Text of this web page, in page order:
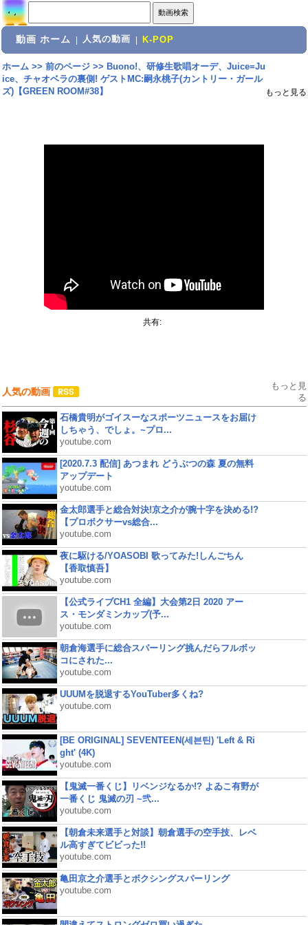
動画 ホーム 人気の動画 K-POP
ホーム>> 前のページ>> Buono!、研修生歌唱オーデ、Juice=Ju
ice、チャオベラの裏側! ゲストMC:嗣永桃子(カントリー・ガール
ズ)【GREEN ROOM#38】
もっと見る
共有:
人気の動画
もっと見
る
石橋貴明がゴイスーなスポーツニュースをお届け
しちゃう、でしょ。~プロ...
youtube.com
[2020.7.3 配信] あつまれ どうぶつの森 夏の無料
アップデート
youtube.com
金太郎選手と総合対決!京之介が腕十字を決める!?
【プロボクサーvs総合...
youtube.com
夜に駆ける/YOASOBI 歌ってみた!しんごちん
【香取慎吾】
youtube.com
【公式ライブCH1 全編】大会第2日 2020 アー
ス・モンダミンカップ(予...
youtube.com
朝倉海選手に総合スパーリング挑んだらフルボッ
コにされた...
youtube.com
UUUMを脱退するYouTuber多くね?
youtube.com
[BE ORIGINAL] SEVENTEEN(세븐틴) 'Left & Ri
ght' (4K)
youtube.com
【鬼滅一番くじ】リベンジなるか!? よゐこ有野が
一番くじ 鬼滅の刃 ~弐...
youtube.com
【朝倉未来選手と対談】朝倉選手の空手技、レベ
ル高すぎてビビった!!
youtube.com
亀田京之介選手とボクシングスパーリング
youtube.com